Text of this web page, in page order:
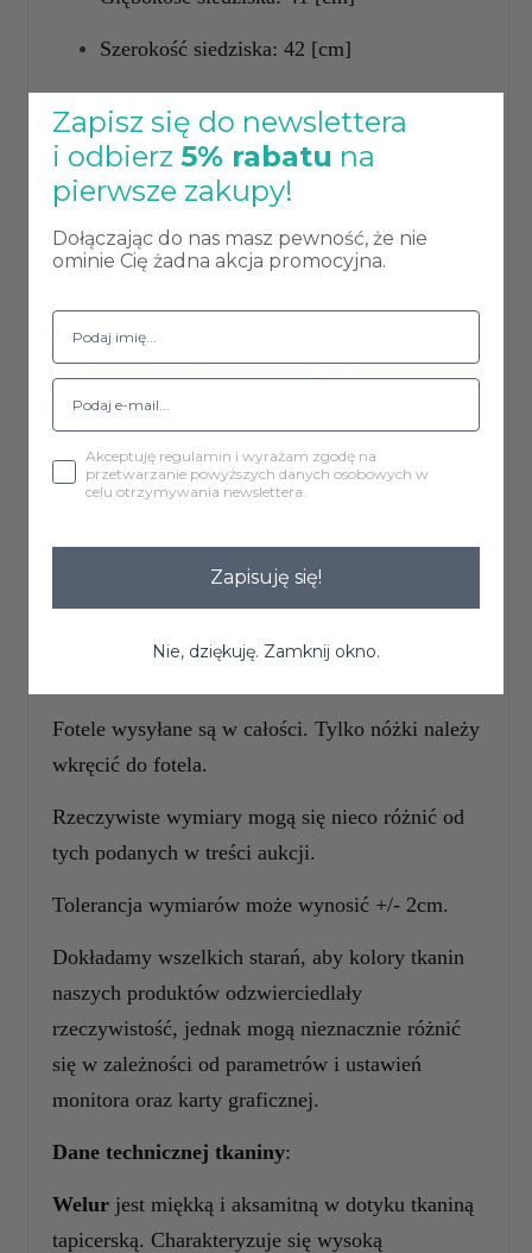
Szerokość siedziska: 42 [cm]
Wysokość do siedziska: 39 [cm]
Wysokość oparcia: 34 [cm]
Dane techniczne fotela 20cm:
Tkanina: Velvet
Wysokość całkowita: 74 [cm]
Szerokość całkowita: 73 [cm]
Głębokość całkowita: 60 [cm]
Głębokość siedziska: 41 [cm]
Wysokość do siedziska: 44 [cm]
Fotele wysyłane są w całości. Tylko nóżki należy
wkręcić do fotela.
Rzeczywiste wymiary mogą się nieco różnić od
tych podanych w treści aukcji.
Tolerancja wymiarów może wynosić +/- 2cm.
Dokładamy wszelkich starań, aby kolory tkanin
naszych produktów odzwierciedlały
rzeczywistość, jednak mogą nieznacznie różnić
się w zależności od parametrów i ustawień
monitora oraz karty graficznej.
Dane technicznej tkaniny:
Welur jest miękką i aksamitną w dotyku tkaniną
tapicerską. Charakteryzuje się wysoką
Zapisz się do newslettera
i odbierz 5% rabatu na
pierwsze zakupy!
Dołączając do nas masz pewność, że nie
ominie Cię żadna akcja promocyjna.
Akceptuję regulamin i wyrażam zgodę na
przetwarzanie powyższych danych osobowych w
celu otrzymywania newslettera.
Zapisuję się!
Nie, dziękuję. Zamknij okno.